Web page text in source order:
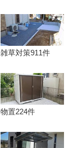
雑草対策911件
物置224件